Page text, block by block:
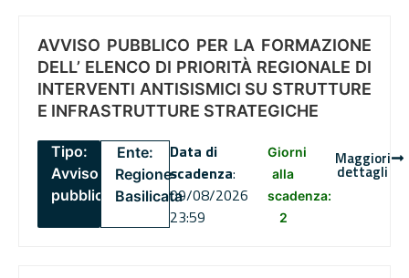
AVVISO PUBBLICO PER LA FORMAZIONE
DELL’ ELENCO DI PRIORITÀ REGIONALE DI
INTERVENTI ANTISISMICI SU STRUTTURE
E INFRASTRUTTURE STRATEGICHE
Tipo:
Avviso
pubblico
Ente:
Regione
Basilicata
Data di
scadenza:
09/08/2026
23:59
Giorni
alla
scadenza:
2
Maggiori
dettagli